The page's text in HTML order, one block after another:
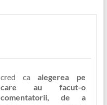
cred caalegerea pe
care au facut-o
comentatorii, de a